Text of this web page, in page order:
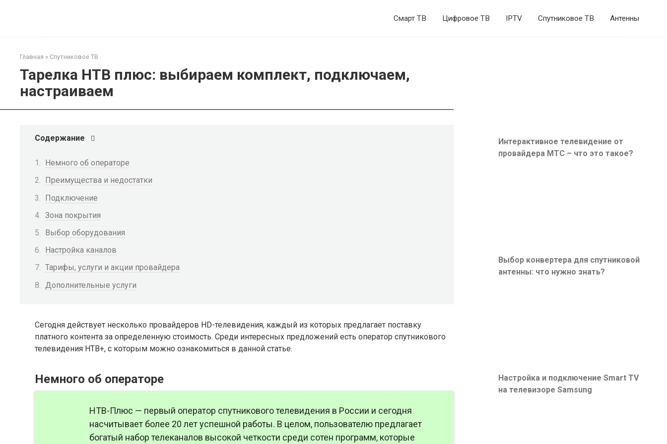
Смарт ТВ Цифровое TB IPTV Спутниковое ТВ Антенны
Главная » Спутниковое ТВ
Тарелка НТВ плюс: выбираем комплект, подключаем,
настраиваем
Содержание
Немного об операторе
Преимущества и недостатки
Подключение
Зона покрытия
Выбор оборудования
Настройка каналов
Тарифы, услуги и акции провайдера
Дополнительные услуги
Сегодня действует несколько провайдеров HD-телевидения, каждый из которых предлагает поставку
платного контента за определенную стоимость. Среди интересных предложений есть оператор спутникового
телевидения НТВ+, с которым можно ознакомиться в данной статье.
Немного об операторе
НТВ-Плюс — первый оператор спутникового телевидения в России и сегодня
насчитывает более 20 лет успешной работы. В целом, пользователю предлагает
богатый набор телеканалов высокой четкости среди сотен программ, которые
Интерактивное телевидение от
провайдера МТС – что это такое?
Выбор конвертера для спутниковой
антенны: что нужно знать?
Настройка и подключение Smart TV
на телевизоре Samsung